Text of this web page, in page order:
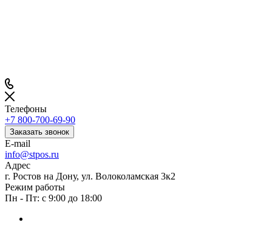
Телефоны
+7 800-700-69-90
Заказать звонок
E-mail
info@stpos.ru
Адрес
г. Ростов на Дону, ул. Волоколамская 3к2
Режим работы
Пн - Пт: с 9:00 до 18:00